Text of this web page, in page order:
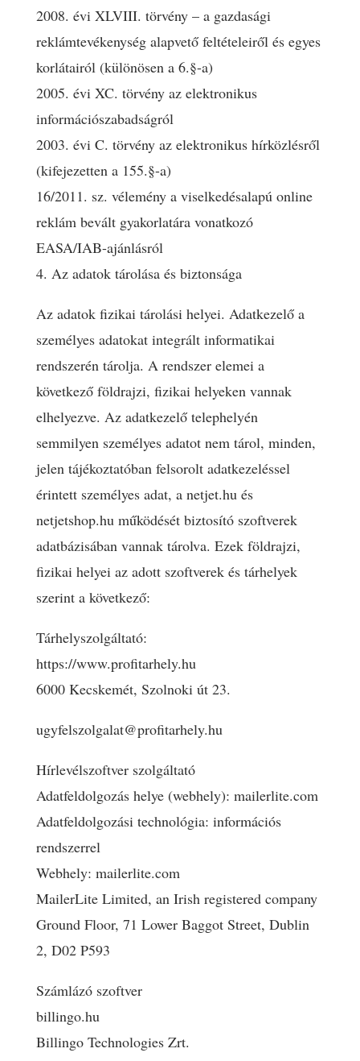
2008. évi XLVIII. törvény – a gazdasági
reklámtevékenység alapvető feltételeiről és egyes
korlátairól (különösen a 6.§-a)
2005. évi XC. törvény az elektronikus
információszabadságról
2003. évi C. törvény az elektronikus hírközlésről
(kifejezetten a 155.§-a)
16/2011. sz. vélemény a viselkedésalapú online
reklám bevált gyakorlatára vonatkozó
EASA/IAB-ajánlásról
4. Az adatok tárolása és biztonsága
Az adatok fizikai tárolási helyei. Adatkezelő a
személyes adatokat integrált informatikai
rendszerén tárolja. A rendszer elemei a
következő földrajzi, fizikai helyeken vannak
elhelyezve. Az adatkezelő telephelyén
semmilyen személyes adatot nem tárol, minden,
jelen tájékoztatóban felsorolt adatkezeléssel
érintett személyes adat, a netjet.hu és
netjetshop.hu működését biztosító szoftverek
adatbázisában vannak tárolva. Ezek földrajzi,
fizikai helyei az adott szoftverek és tárhelyek
szerint a következő:
Tárhelyszolgáltató:
https://www.profitarhely.hu
6000 Kecskemét, Szolnoki út 23.
ugyfelszolgalat@profitarhely.hu
Hírlevélszoftver szolgáltató
Adatfeldolgozás helye (webhely): mailerlite.com
Adatfeldolgozási technológia: információs
rendszerrel
Webhely: mailerlite.com
MailerLite Limited, an Irish registered company
Ground Floor, 71 Lower Baggot Street, Dublin
2, D02 P593
Számlázó szoftver
billingo.hu
Billingo Technologies Zrt.